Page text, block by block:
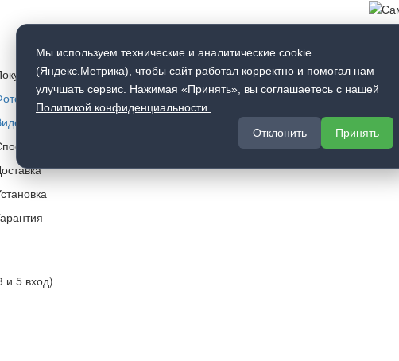
в интерьере
оплаты
О компании
Вакансии
О компании
Отзывы
и 5 вход)
Мы используем технические и аналитические cookie
(Яндекс.Метрика), чтобы сайт работал корректно и помогал нам
улучшать сервис. Нажимая «Принять», вы соглашаетесь с нашей
Политикой конфиденциальности
Отклонить
Принять